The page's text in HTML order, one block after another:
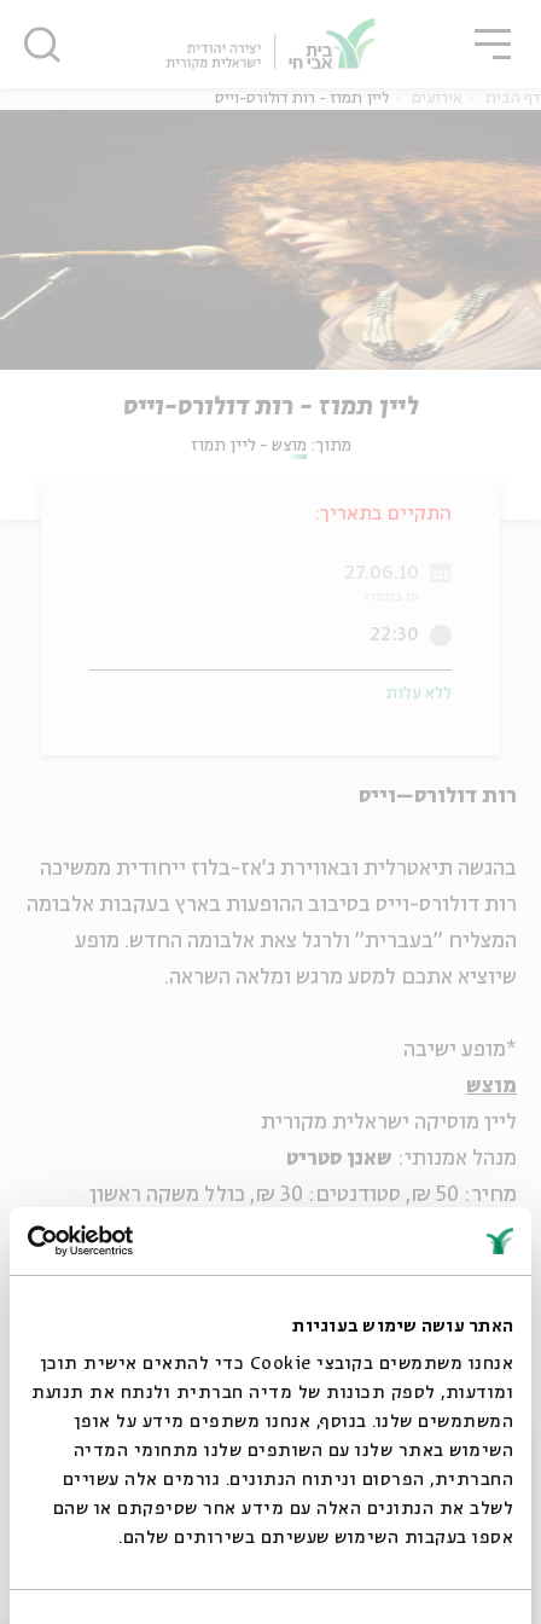
האתר עושה שימוש בעוגיות
אנחנו משתמשים בקובצי Cookie כדי להתאים אישית תוכן
ומודעות, לספק תכונות של מדיה חברתית ולנתח את תנועת
המשתמשים שלנו. בנוסף, אנחנו משתפים מידע על אופן
השימוש באתר שלנו עם השותפים שלנו מתחומי המדיה
החברתית, הפרסום וניתוח הנתונים. גורמים אלה עשויים
לשלב את הנתונים האלה עם מידע אחר שסיפקתם או שהם
אספו בעקבות השימוש שעשיתם בשירותים שלהם.
דף הבית אירועים ליין תמוז - רות דולורס-וייס
ליין תמוז - רות דולורס-וייס
מתוך: מוצש - ליין תמוז
רות דולורס–וייס
בהגשה תיאטרלית ובאווירת ג'אז-בלוז ייחודית ממשיכה
רות דולורס-וייס בסיבוב ההופעות בארץ בעקבות אלבומה
המצליח "בעברית" ולרגל צאת אלבומה החדש. מופע
שיוציא אתכם למסע מרגש ומלאה השראה.
*מופע ישיבה
מוצש
ליין מוסיקה ישראלית מקורית
מנהל אמנותי: שאנן סטריט
מחיר: 50 ₪, סטודנטים: 30 ₪, כולל משקה ראשון
מספר המקומות מוגבל
ומהקלאסיקה של להקת תמוז בטאצ' אישי.
התקיים בתאריך:
27.06.10
22:30
ללא עלות
סגור
סגור